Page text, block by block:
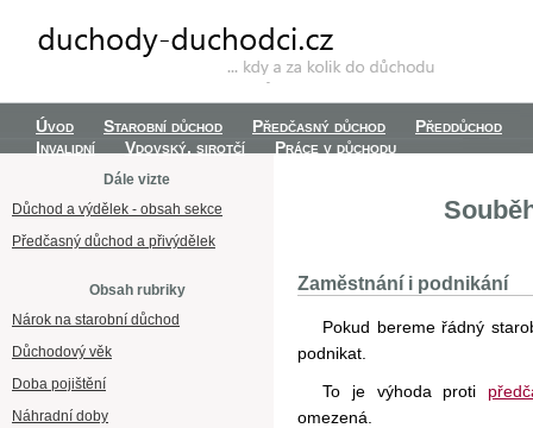
Úvod Starobní důchod Předčasný důchod
Předdůchod
Invalidní
Vdovský, sirotčí Práce v důchodu
Dále vizte
Důchod a výdělek - obsah sekce
Předčasný důchod a přivýdělek
Obsah rubriky
Nárok na starobní důchod
Důchodový věk
Doba pojištění
Náhradní doby
Zaměstnání i podnikání
Pokud bereme řádný
podnikat.
To je výhoda proti
omezená.